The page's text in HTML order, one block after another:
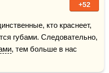
+52
кто краснеет,
губами. Следовательно,
, тем больше в нас